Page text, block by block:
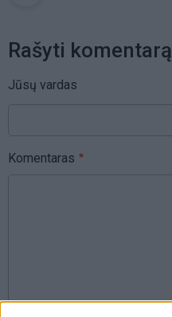
Rašyti komentarą
Jūsų vardas
Komentaras